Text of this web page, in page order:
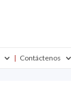
Contáctenos